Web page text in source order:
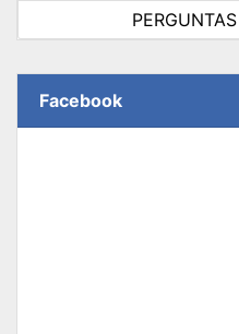
Facebook